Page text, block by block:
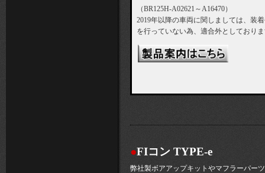
（BR125H-A02621～A16470）
2019年以降の車両に関しましては、装
を行っていない為、適合外としており
●FIコン TYPE-e
弊社製ボアアップキットやマフラーパー